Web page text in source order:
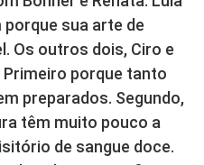
porque sua arte de
Os outros dois, Ciro e
Primeiro porque tanto
preparados. Segundo,
têm muito pouco a
de sangue doce.